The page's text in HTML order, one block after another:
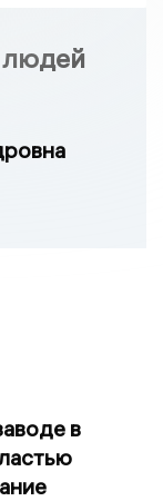
людей
в